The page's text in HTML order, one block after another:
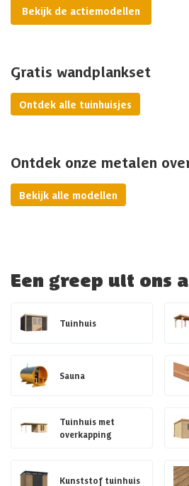
Bekijk de actiemodellen
Gratis wandplankset
Ontdek alle tuinhuisjes
Ontdek onze metalen
Bekijk alle modellen
Een greep uit ons
Tuinhuis
Sauna
Tuinhuis met
overkapping
Kunststof tuinhuis